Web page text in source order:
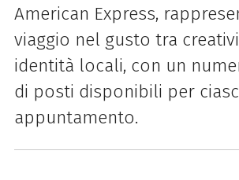
American Express,
viaggio nel gusto tra
identità locali, con un
di posti disponibili per
appuntamento.